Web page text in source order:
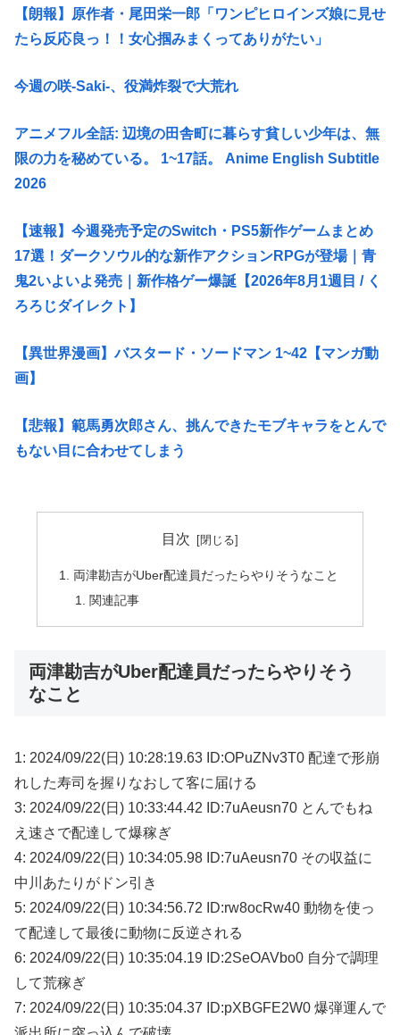
【朗報】原作者・尾田栄一郎「ワンピヒロインズ娘に見せ
たら反応良っ！！女心掴みまくってありがたい」
今週の咲-Saki-、役満炸裂で大荒れ
アニメフル全話: 辺境の田舎町に暮らす貧しい少年は、無
限の力を秘めている。 1~17話。 Anime English Subtitle
2026
【速報】今週発売予定のSwitch・PS5新作ゲームまとめ
17選！ダークソウル的な新作アクションRPGが登場｜青
鬼2いよいよ発売｜新作格ゲー爆誕【2026年8月1週目 / く
ろろじダイレクト】
【異世界漫画】バスタード・ソードマン 1~42【マンガ動
画】
【悲報】範馬勇次郎さん、挑んできたモブキャラをとんで
もない目に合わせてしまう
目次
両津勘吉がUber配達員だったらやりそうなこと
関連記事
両津勘吉がUber配達員だったらやりそう
なこと
1: 2024/09/22(日) 10:28:19.63 ID:OPuZNv3T0 配達で形崩
れした寿司を握りなおして客に届ける
3: 2024/09/22(日) 10:33:44.42 ID:7uAeusn70 とんでもね
え速さで配達して爆稼ぎ
4: 2024/09/22(日) 10:34:05.98 ID:7uAeusn70 その収益に
中川あたりがドン引き
5: 2024/09/22(日) 10:34:56.72 ID:rw8ocRw40 動物を使っ
て配達して最後に動物に反逆される
6: 2024/09/22(日) 10:35:04.19 ID:2SeOAVbo0 自分で調理
して荒稼ぎ
7: 2024/09/22(日) 10:35:04.37 ID:pXBGFE2W0 爆弾運んで